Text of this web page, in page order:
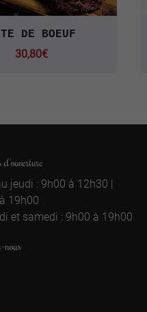
DE BOEUF
30,80€
jeudi : 9h00 à 12h30 |
19h00
et samedi : 9h00 à 19h00
nous